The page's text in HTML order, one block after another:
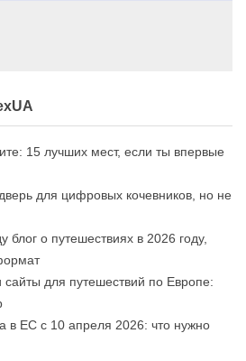
15 лучших мест, если ты впервые
для цифровых кочевников, но не
о путешествиях в 2026 году,
для путешествий по Европе:
в ЕС с 10 апреля 2026: что нужно